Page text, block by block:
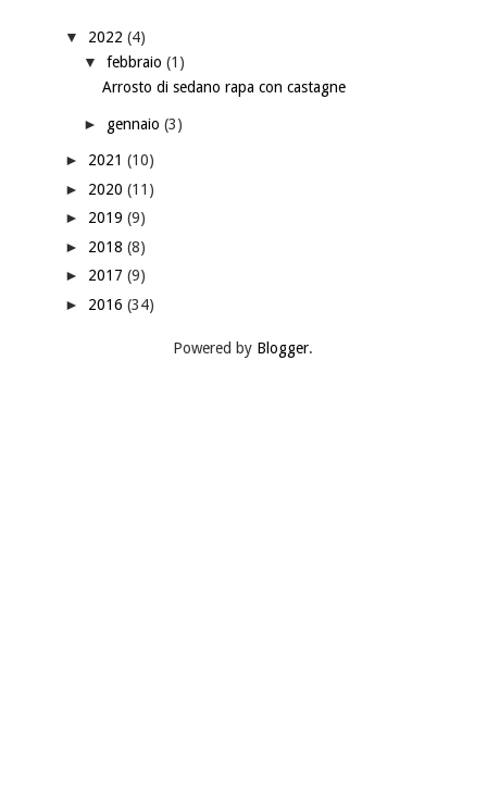
▼ 2022 (4)
▼ febbraio (1)
Arrosto di sedano rapa con castagne
► gennaio (3)
► 2021 (10)
► 2020 (11)
► 2019 (9)
► 2018 (8)
► 2017 (9)
► 2016 (34)
Powered by Blogger.